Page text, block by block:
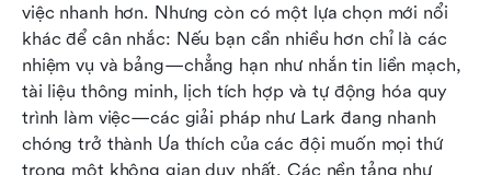
việc nhanh hơn. Nhưng còn có một lựa chọn mới nổi
khác để cân nhắc: Nếu bạn cần nhiều hơn chỉ là các
nhiệm vụ và bảng—chẳng hạn như nhắn tin liền mạch,
tài liệu thông minh, lịch tích hợp và tự động hóa quy
trình làm việc—các giải pháp như Lark đang nhanh
chóng trở thành Ưa thích của các đội muốn mọi thứ
trong một không gian duy nhất. Các nền tảng như